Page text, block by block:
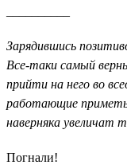
Зарядившись
Все-таки самый
прийти на него во
работающие
наверняка увеличат
Погнали!